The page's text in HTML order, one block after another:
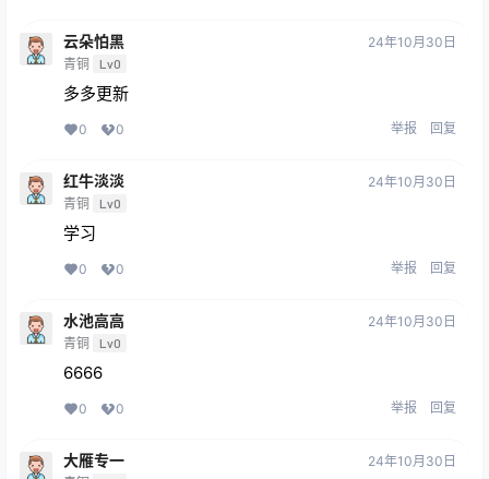
云朵怕黑
青铜 Lv0
24年10月30日
多多更新
0 0 举报 回复
红牛淡淡
青铜 Lv0
24年10月30日
学习
0 0 举报 回复
水池高高
青铜 Lv0
24年10月30日
6666
0 0 举报 回复
大雁专一 24年10月30日